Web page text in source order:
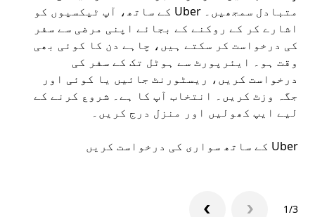
متبادل سمجھیں۔ Uber کے ساتھ، آپ ٹیکسیوں کو
اشارے کر کے روکنے کے بجائے اپنی مرضی سے سفر
کی درخواست کر سکتے ہیں، چاہے دن کا کوئی بھی
وقت ہو۔ ایئرپورٹ سے ہوٹل تک کے سفر کی
درخواست کریں، ریسٹورنٹ جائیں یا کوئی اور
جگہ وزٹ کریں۔ انتخاب آپ کا ہے۔ شروع کرنے کے
لیے ایپ کھولیں اور منزل درج کریں۔
Uber کے ساتھ سواری کی درخواست کریں
1/3